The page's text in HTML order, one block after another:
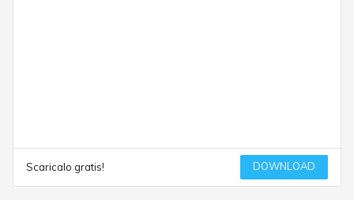
Scaricalo gratis! DOWNLOAD